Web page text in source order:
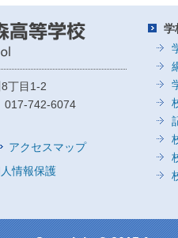
丁目1-2
742-6074
アクセスマップ
情報保護
学